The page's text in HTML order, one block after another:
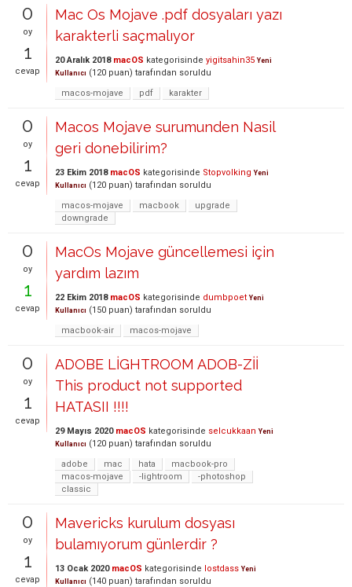
0
oy
1
cevap
Mac Os Mojave .pdf dosyaları yazı
karakterli saçmalıyor
20 Aralık 2018 macOS kategorisinde yigitsahin35 Yeni
Kullanıcı (120 puan) tarafından soruldu
macos-mojave
pdf karakter
0
oy
1
cevap
Macos Mojave surumunden Nasil
geri donebilirim?
23 Ekim 2018 macOS kategorisinde Stopvolking Yeni
Kullanıcı (120 puan) tarafından soruldu
macos-mojave
macbook
upgrade
downgrade
0
oy
1
cevap
MacOs Mojave güncellemesi için
yardım lazım
22 Ekim 2018 macOS kategorisinde dumbpoet Yeni
Kullanıcı (150 puan) tarafından soruldu
macbook-air
macos-mojave
0
oy
1
cevap
ADOBE LİGHTROOM ADOB-Zİİ
This product not supported
HATASII !!!!
29 Mayıs 2020 macOS kategorisinde selcukkaan Yeni
Kullanıcı (120 puan) tarafından soruldu
adobe
mac hata
macbook-pro
macos-mojave
-lightroom
-photoshop
classic
0
oy
1
cevap
Mavericks kurulum dosyası
bulamıyorum günlerdir ?
13 Ocak 2020 macOS kategorisinde lostdass Yeni
Kullanıcı (140 puan) tarafından soruldu